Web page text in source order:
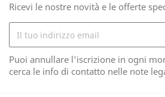
Ricevi le nostre novità e le offerte
Puoi annullare l'iscrizione in ogni
cerca le info di contatto nelle note